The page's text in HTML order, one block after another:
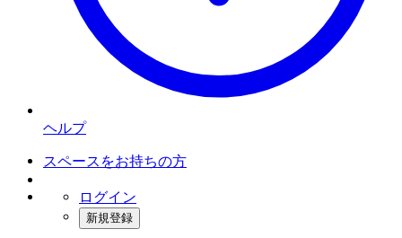
ヘルプ
スペースをお持ちの方
ログイン
新規登録